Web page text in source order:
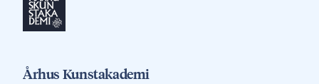
Århus Kunstakademi